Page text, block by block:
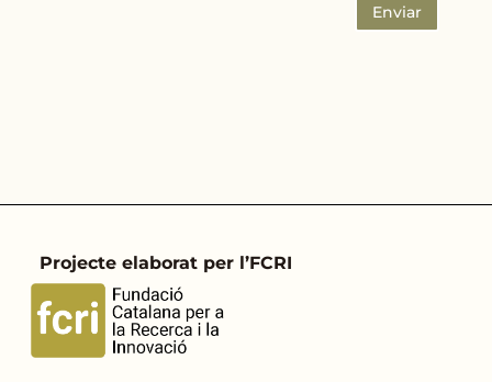
Enviar
Projecte elaborat per l’FCRI